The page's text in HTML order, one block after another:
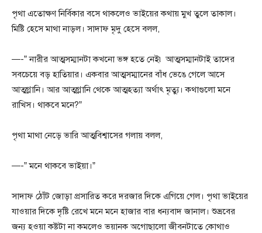
পৃথা এতোক্ষণ নির্বিকার বসে থাকলেও ভাইয়ের কথায় মুখ তুলে তাকাল।
মিষ্টি হেসে মাথা নাড়ল। সাদাফ মৃদু হেসে বলল,
—-” নারীর আত্মসম্মানটা কখনো ভঙ্গ হতে নেই৷ আত্মসম্মানটাই তাদের
সবচেয়ে বড় হাতিয়ার। একবার আত্মসম্মানের বাঁধ ভেঙে গেলে আসে
আত্মগ্লানি। আর আত্মগ্লানি থেকে আত্মহত্যা অর্থাৎ মৃত্যু। কথাগুলো মনে
রাখিস। থাকবে মনে?”
পৃথা মাথা নেড়ে ভারি আত্মবিশ্বাসের গলায় বলল,
—-” মনে থাকবে ভাইয়া।”
সাদাফ ঠোঁট জোড়া প্রসারিত করে দরজার দিকে এগিয়ে গেল। পৃথা ভাইয়ের
যাওয়ার দিকে দৃষ্টি রেখে মনে মনে হাজার বার ধন্যবাদ জানাল। শুভ্রবের
জন্য হওয়া কষ্টটা না কমলেও ভয়ানক অগোছালো জীবনটাতে কোথাও